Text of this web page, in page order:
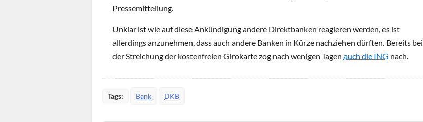
Pressemitteilung.
Unklar ist wie auf diese Ankündigung andere Direktbanken reagieren werden, es ist
allerdings anzunehmen, dass auch andere Banken in Kürze nachziehen dürften. Bereits bei
der Streichung der kostenfreien Girokarte zog nach wenigen Tagen auch die ING nach.
Tags: Bank DKB